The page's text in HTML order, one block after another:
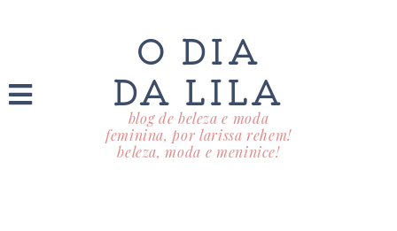
O DIA
DA LILA
blog de beleza e moda
feminina, por larissa rehem!
beleza, moda e meninice!